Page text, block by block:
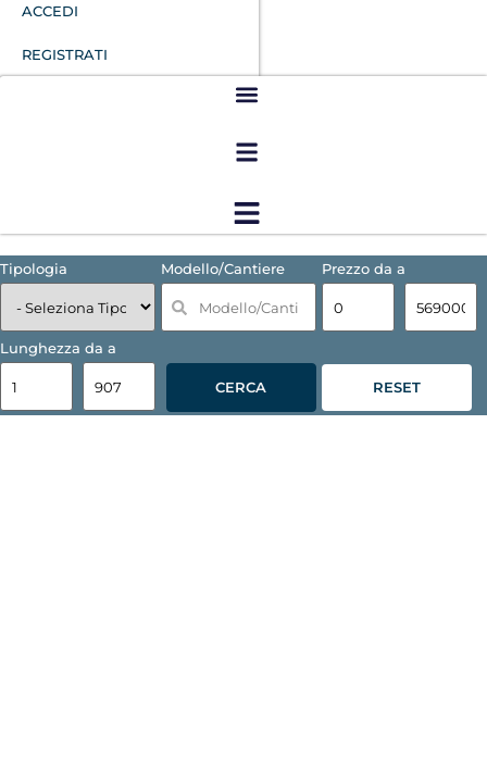
ACCEDI
REGISTRATI
Tipologia Modello/Cantiere Prezzo da a
Lunghezza da a
CERCA RESET